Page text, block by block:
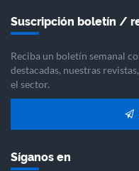
Suscripción boletín /
Reciba un boletín semanal
destacadas, nuestras
el sector.
Síganos en